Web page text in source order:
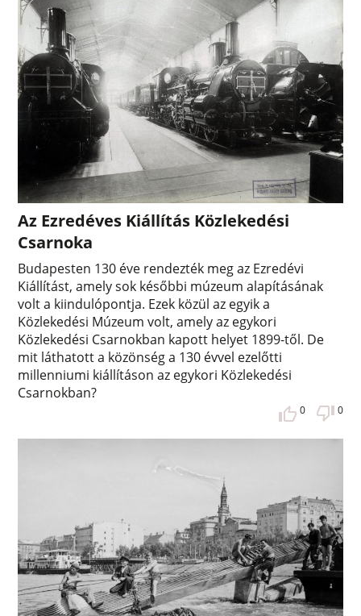
Az Ezredéves Kiállítás Közlekedési
Csarnoka
Budapesten 130 éve rendezték meg az Ezredévi
Kiállítást, amely sok későbbi múzeum alapításának
volt a kiindulópontja. Ezek közül az egyik a
Közlekedési Múzeum volt, amely az egykori
Közlekedési Csarnokban kapott helyet 1899-től. De
mit láthatott a közönség a 130 évvel ezelőtti
millenniumi kiállításon az egykori Közlekedési
Csarnokban?
0 0